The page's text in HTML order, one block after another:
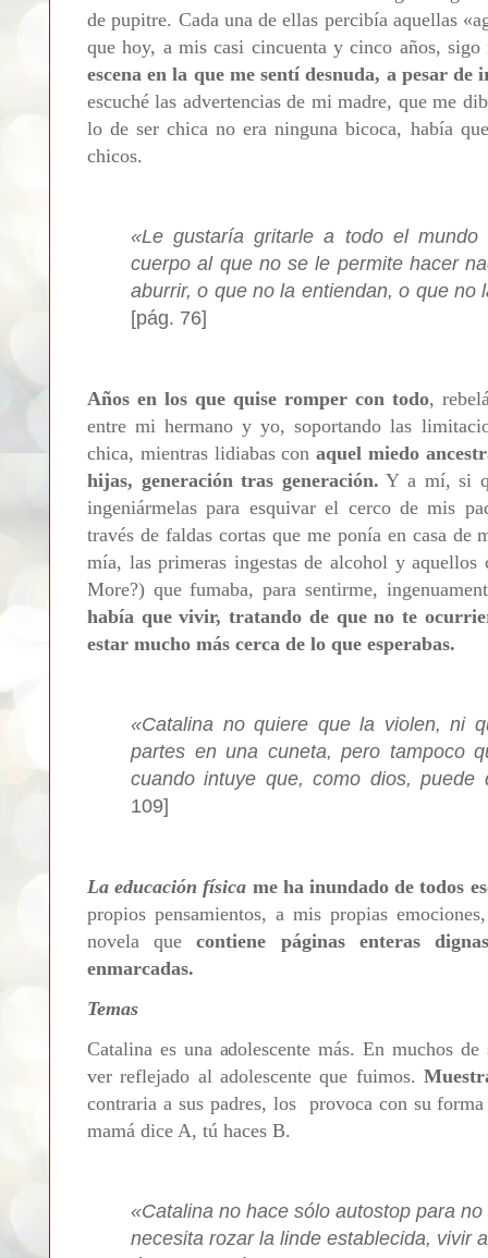
de pupitre. Cada una de ellas percibía aquellas «
que hoy, a mis casi cincuenta y cinco años,
escena en la que me sentí desnuda, a pesar
escuché las advertencias de mi madre, que me
lo de ser chica no era ninguna bicoca, había
chicos.
«Le gustaría gritarle a todo el
cuerpo al que no se le permite hacer
aburrir, o que no la entiendan, o que no
[pág. 76]
Años en los que quise romper con todo,
entre mi hermano y yo, soportando las
chica, mientras lidiabas conaquel miedo
hijas, generación tras generación. Y a mí, si
ingeniármelas para esquivar el cerco de mis
través de faldas cortas que me ponía en casa de
mía, las primeras ingestas de alcohol y
More?) que fumaba, para sentirme,
había que vivir, tratando de que no te
estar mucho más cerca de lo que esperabas.
«Catalina no quiere que la violen, ni
partes en una cuneta, pero tampoco
cuando intuye que, como dios, puede
109]
La educación física me ha inundado de todos
propios pensamientos, a mis propias
novela quecontiene páginas enteras
enmarcadas.
Temas
Catalina es una adolescente más. En muchos de
ver reflejado al adolescente que fuimos.
contraria a sus padres, los provoca con su
mamá dice A, tú haces B.
«Catalina no hace sólo autostop para
necesita rozar la linde establecida, vivir